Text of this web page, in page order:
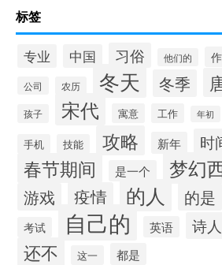
标签
专业 中国 习俗 他们的
公司 农历 冬天 冬季
孩子 宋代 寓意 工作 年初
手机 技能 攻略 新年 时
春节期间 是一个 梦幻
游戏 疫情 的人 的是
考试
自己的 英语 诗人
还不 这一 都是